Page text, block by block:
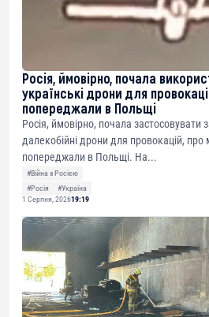
Росія, ймовірно, почала
українські дрони для
попереджали в Польщі
Росія, ймовірно, почала застосовувати
далекобійні дрони для провокацій, про
попереджали в Польщі. На...
#Війна з Росією
#Росія
#Україна
1 Серпня, 202619:19